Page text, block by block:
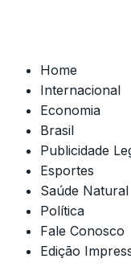
Home
Internacional
Economia
Brasil
Publicidade
Esportes
Saúde Natural
Política
Fale Conosco
Edição